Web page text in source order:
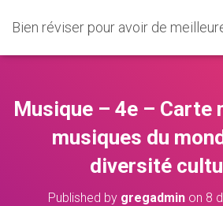
Bien réviser pour avoir de
Musique – 4e – Carte
musiques du
diversité
Published by gregadmin on 8